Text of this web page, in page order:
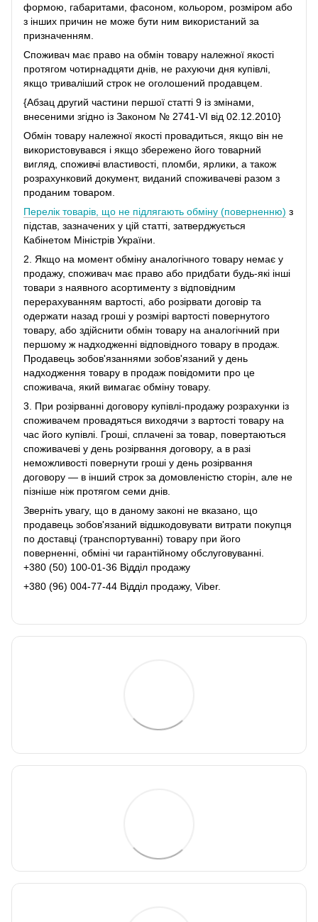
формою, габаритами, фасоном, кольором, розміром або
з інших причин не може бути ним використаний за
призначенням.
Споживач має право на обмін товару належної якості
протягом чотирнадцяти днів, не рахуючи дня купівлі,
якщо триваліший строк не оголошений продавцем.
{Абзац другий частини першої статті 9 із змінами,
внесеними згідно із Законом № 2741-VI від 02.12.2010}
Обмін товару належної якості провадиться, якщо він не
використовувався і якщо збережено його товарний
вигляд, споживчі властивості, пломби, ярлики, а також
розрахунковий документ, виданий споживачеві разом з
проданим товаром.
Перелік товарів, що не підлягають обміну (поверненню) з
підстав, зазначених у цій статті, затверджується
Кабінетом Міністрів України.
2. Якщо на момент обміну аналогічного товару немає у
продажу, споживач має право або придбати будь-які інші
товари з наявного асортименту з відповідним
перерахуванням вартості, або розірвати договір та
одержати назад гроші у розмірі вартості повернутого
товару, або здійснити обмін товару на аналогічний при
першому ж надходженні відповідного товару в продаж.
Продавець зобов'язаннями зобов'язаний у день
надходження товару в продаж повідомити про це
споживача, який вимагає обміну товару.
3. При розірванні договору купівлі-продажу розрахунки із
споживачем провадяться виходячи з вартості товару на
час його купівлі. Гроші, сплачені за товар, повертаються
споживачеві у день розірвання договору, а в разі
неможливості повернути гроші у день розірвання
договору ― в інший строк за домовленістю сторін, але не
пізніше ніж протягом семи днів.
Зверніть увагу, що в даному законі не вказано, що
продавець зобов'язаний відшкодовувати витрати покупця
по доставці (транспортуванні) товару при його
поверненні, обміні чи гарантійному обслуговуванні.
+380 (50) 100-01-36 Відділ продажу
+380 (96) 004-77-44 Відділ продажу, Viber.